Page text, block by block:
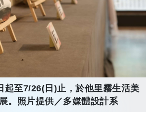
起至7/26(日)止，於他里霧生活美
。照片提供／多媒體設計系